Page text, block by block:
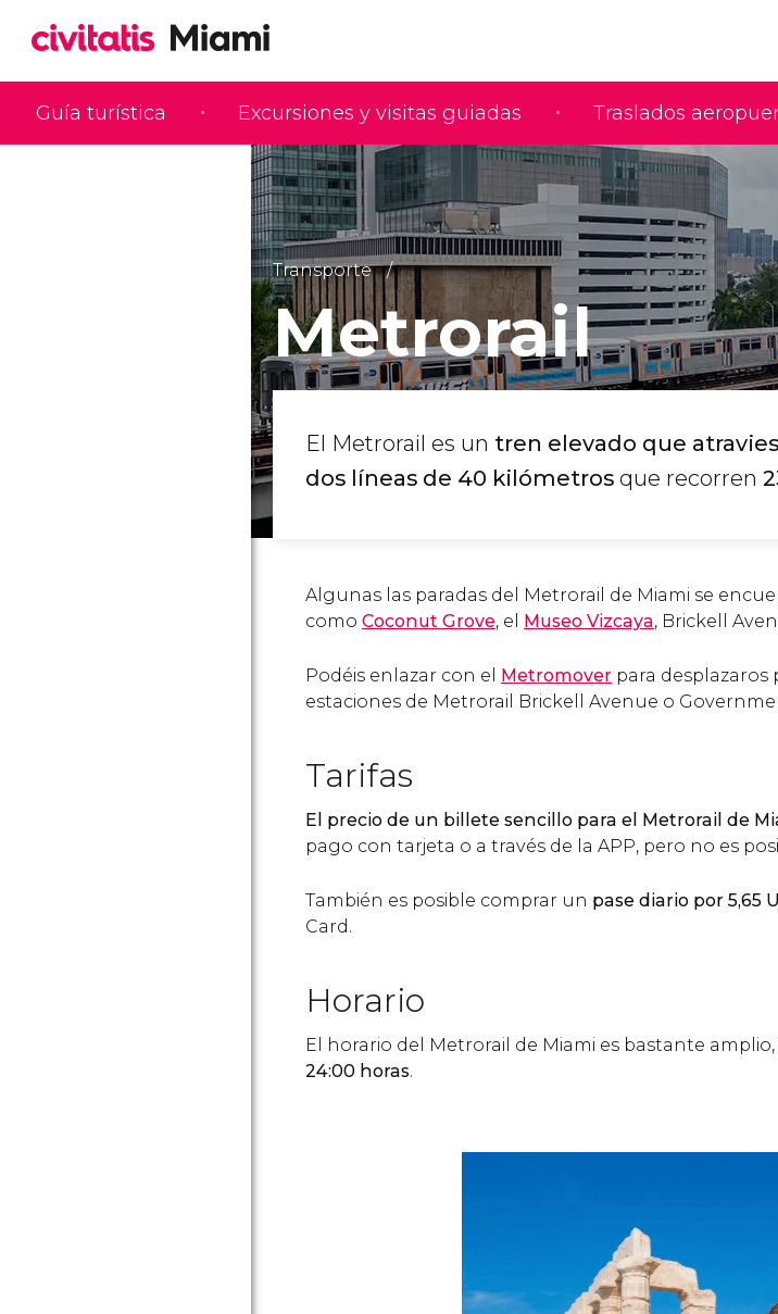
Guía turística Excursiones y visitas guiadas Traslados
Transporte
Metrorail
El Metrorail es un tren elevado que
dos líneas de 40 kilómetros que recorren
Algunas las paradas del Metrorail de Miami se
como Coconut Grove, el Museo Vizcaya, Brickell
Podéis enlazar con el Metromover para desplazaros
estaciones de Metrorail Brickell Avenue o
Tarifas
El precio de un billete sencillo para el Metrorail de
pago con tarjeta o a través de la APP, pero no es
También es posible comprar un pase diario por 5,65
Card.
Horario
El horario del Metrorail de Miami es bastante
24:00 horas.